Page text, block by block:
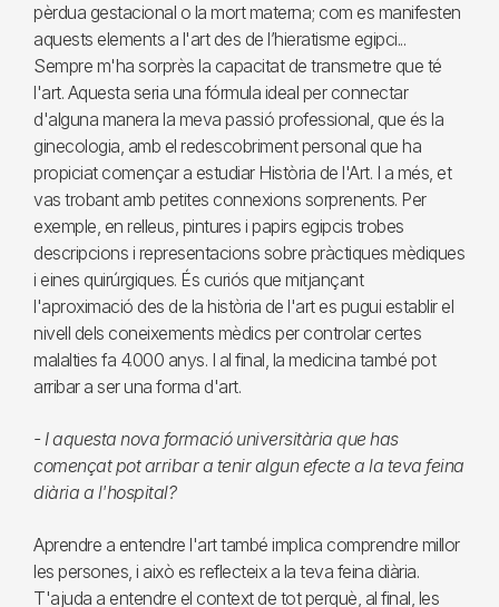
pèrdua gestacional o la mort materna; com es manifesten
aquests elements a l'art des de l’hieratisme egipci...
Sempre m'ha sorprès la capacitat de transmetre que té
l'art. Aquesta seria una fórmula ideal per connectar
d'alguna manera la meva passió professional, que és la
ginecologia, amb el redescobriment personal que ha
propiciat començar a estudiar Història de l'Art. I a més, et
vas trobant amb petites connexions sorprenents. Per
exemple, en relleus, pintures i papirs egipcis trobes
descripcions i representacions sobre pràctiques mèdiques
i eines quirúrgiques. És curiós que mitjançant
l'aproximació des de la història de l'art es pugui establir el
nivell dels coneixements mèdics per controlar certes
malalties fa 4.000 anys. I al final, la medicina també pot
arribar a ser una forma d'art.
- I aquesta nova formació universitària que has
començat pot arribar a tenir algun efecte a la teva feina
diària a l'hospital?
Aprendre a entendre l'art també implica comprendre millor
les persones, i això es reflecteix a la teva feina diària.
T'ajuda a entendre el context de tot perquè, al final, les